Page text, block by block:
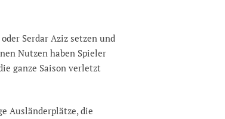
Serdar Aziz setzen und
Nutzen haben Spieler
ganze Saison verletzt
Ausländerplätze, die